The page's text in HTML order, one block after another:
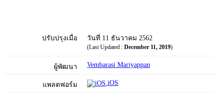
ปรับปรุงเมื่อ วันที่ 11 ธันวาคม 2562
(Last Updated : December 11, 2019)
ผู้พัฒนา Vembarasi Mariyappan
แพลตฟอร์ม iOS